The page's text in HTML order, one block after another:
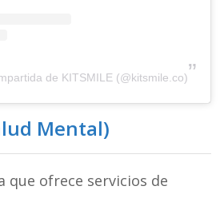
de KITSMILE (@kitsmile.co)
Mental)
que ofrece servicios de